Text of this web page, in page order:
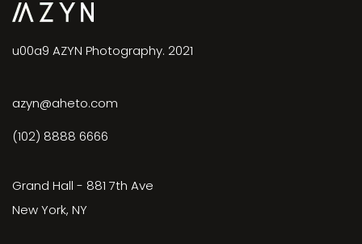
u00a9 AZYN Photography. 2021
azyn@aheto.com
(102) 8888 6666
Grand Hall - 881 7th Ave
New York, NY